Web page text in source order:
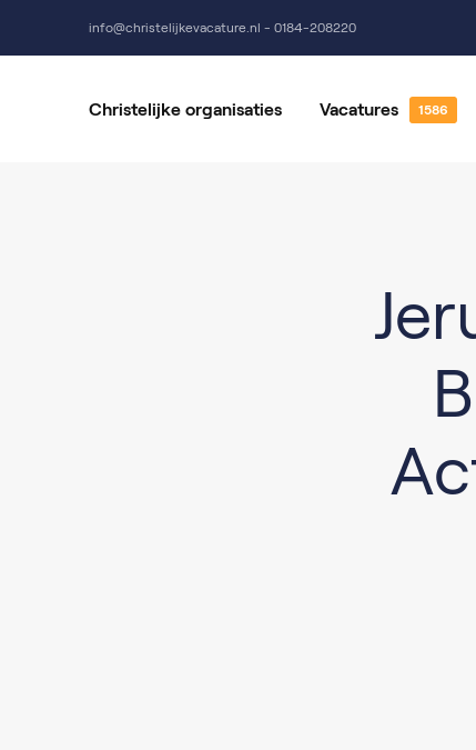
info@christelijkevacature.nl - 0184-208220
Christelijke organisaties Vacatures